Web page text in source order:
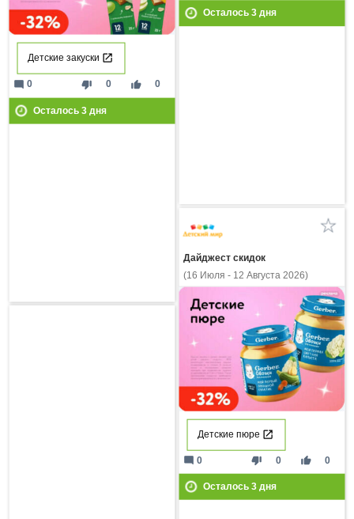
Осталось 3дня
Детские закуски
thumb_down 0 thumb_up 0
mode_comment 0
Осталось 3дня
Дайджест скидок
(16 Июля - 12 Августа 2026)
Детские пюре
thumb_down 0 thumb_up 0
mode_comment 0
Осталось 3дня